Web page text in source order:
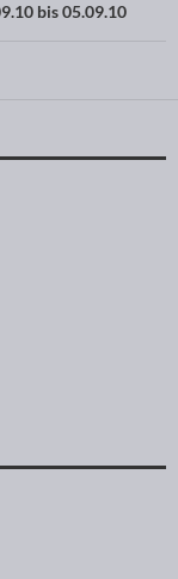
bis 05.09.10